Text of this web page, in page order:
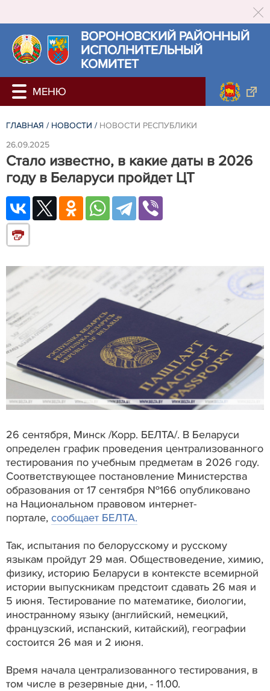
ВОРОНОВСКИЙ РАЙОННЫЙ
ИСПОЛНИТЕЛЬНЫЙ
КОМИТЕТ
ГЛАВНАЯ / НОВОСТИ / НОВОСТИ РЕСПУБЛИКИ
26.09.2025
Стало известно, в какие даты в 2026
году в Беларуси пройдет ЦТ
26 сентября, Минск /Корр. БЕЛТА/. В Беларуси
определен график проведения централизованного
тестирования по учебным предметам в 2026 году.
Соответствующее постановление Министерства
образования от 17 сентября №166 опубликовано
на Национальном правовом интернет-
портале, сообщает БЕЛТА.
Так, испытания по белорусскому и русскому
языкам пройдут 29 мая. Обществоведение, химию,
физику, историю Беларуси в контексте всемирной
истории выпускникам предстоит сдавать 26 мая и
5 июня. Тестирование по математике, биологии,
иностранному языку (английский, немецкий,
французский, испанский, китайский), географии
состоится 26 мая и 2 июня.
Время начала централизованного тестирования, в
том числе в резервные дни, - 11.00.